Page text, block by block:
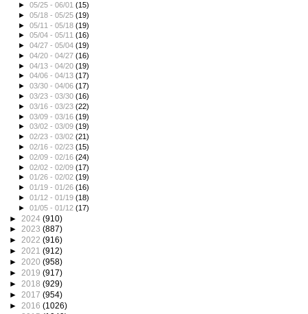
►05/25 - 06/01(15)
►05/18 - 05/25(19)
►05/11 - 05/18(19)
►05/04 - 05/11(16)
►04/27 - 05/04(19)
►04/20 - 04/27(16)
►04/13 - 04/20(19)
►04/06 - 04/13(17)
►03/30 - 04/06(17)
►03/23 - 03/30(16)
►03/16 - 03/23(22)
►03/09 - 03/16(19)
►03/02 - 03/09(19)
►02/23 - 03/02(21)
►02/16 - 02/23(15)
►02/09 - 02/16(24)
►02/02 - 02/09(17)
►01/26 - 02/02(19)
►01/19 - 01/26(16)
►01/12 - 01/19(18)
►01/05 - 01/12(17)
► 2024 (910)
► 2023 (887)
► 2022 (916)
► 2021 (912)
► 2020 (958)
► 2019 (917)
► 2018 (929)
► 2017 (954)
► 2016 (1026)